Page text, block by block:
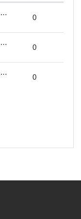
Семенова Кристина Геннадьевна
0
Семенова Кристина Геннадьевна
0
Семенова Кристина Геннадьевна
0